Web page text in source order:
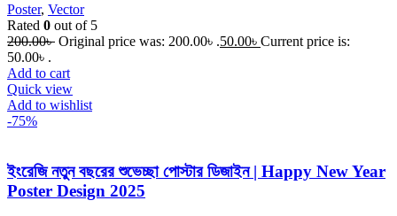
Poster, Vector
Rated 0 out of 5
200.00৳ Original price was: 200.00৳ .50.00৳ Current price is:
50.00৳ .
Add to cart
Quick view
Add to wishlist
-75%
ইংরেজি নতুন বছরের শুভেচ্ছা পোস্টার ডিজাইন | Happy New Year
Poster Design 2025